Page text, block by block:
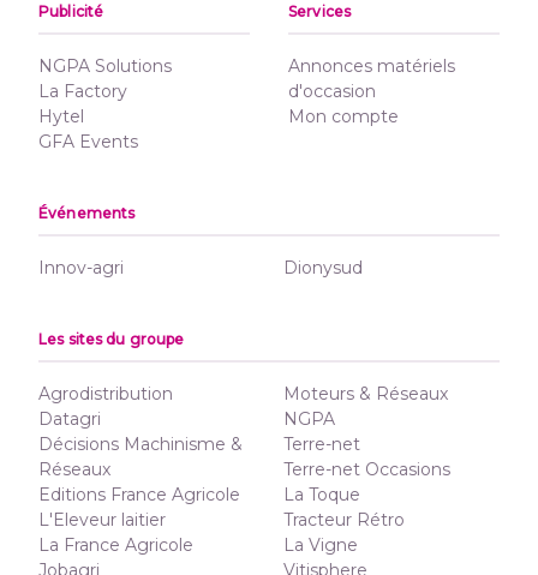
Publicité
NGPA Solutions
La Factory
Hytel
GFA Events
Services
Annonces matériels
d'occasion
Mon compte
Événements
Innov-agri Dionysud
Les sites du groupe
Agrodistribution
Datagri
Décisions Machinisme &
Réseaux
Editions France Agricole
L'Eleveur laitier
La France Agricole
Jobagri
Moteurs & Réseaux
NGPA
Terre-net
Terre-net Occasions
La Toque
Tracteur Rétro
La Vigne
Vitisphere